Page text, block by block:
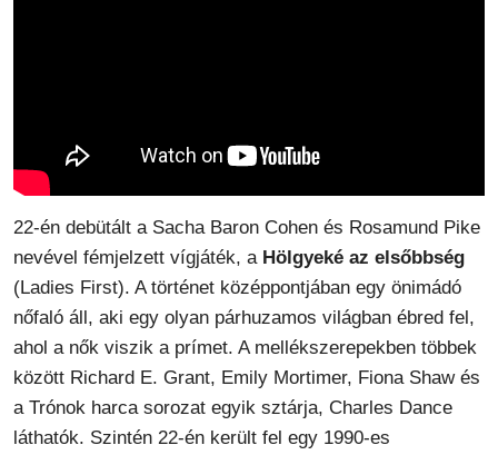
22-én debütált a Sacha Baron Cohen és Rosamund Pike
nevével fémjelzett vígjáték, a Hölgyeké az elsőbbség
(Ladies First). A történet középpontjában egy önimádó
nőfaló áll, aki egy olyan párhuzamos világban ébred fel,
ahol a nők viszik a prímet. A mellékszerepekben többek
között Richard E. Grant, Emily Mortimer, Fiona Shaw és
a Trónok harca sorozat egyik sztárja, Charles Dance
láthatók. Szintén 22-én került fel egy 1990-es